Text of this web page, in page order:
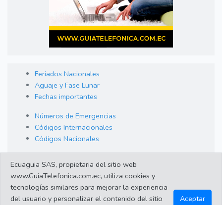
Feriados Nacionales
Aguaje y Fase Lunar
Fechas importantes
Números de Emergencias
Códigos Internacionales
Códigos Nacionales
Cambio de Divisas
Enlaces de interes
Ecuaguia SAS, propietaria del sitio web
www.GuiaTelefonica.com.ec, utiliza cookies y
tecnologías similares para mejorar la experiencia
del usuario y personalizar el contenido del sitio
Aceptar